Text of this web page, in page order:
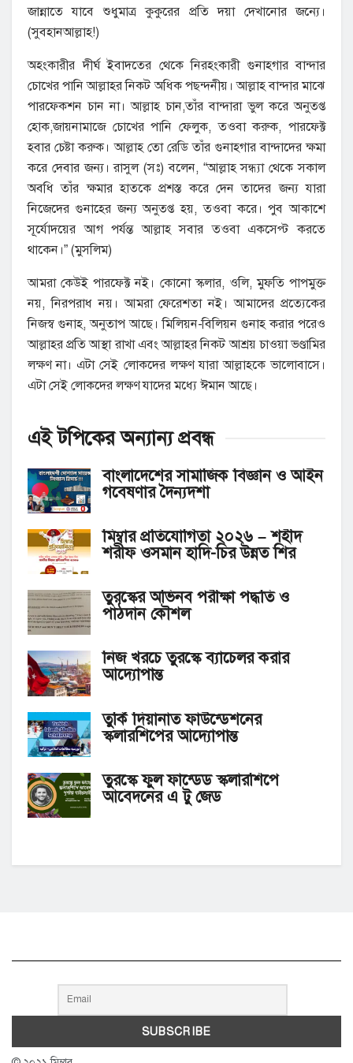
জান্নাতে যাবে শুধুমাত্র কুকুরের প্রতি দয়া দেখানোর জন্যে।
(সুবহানআল্লাহ!)
অহংকারীর দীর্ঘ ইবাদতের থেকে নিরহংকারী গুনাহগার বান্দার
চোখের পানি আল্লাহর নিকট অধিক পছন্দনীয়। আল্লাহ বান্দার মাঝে
পারফেকশন চান না। আল্লাহ চান,তাঁর বান্দারা ভুল করে অনুতপ্ত
হোক,জায়নামাজে চোখের পানি ফেলুক, তওবা করুক, পারফেক্ট
হবার চেষ্টা করুক। আল্লাহ তো রেডি তাঁর গুনাহগার বান্দাদের ক্ষমা
করে দেবার জন্য। রাসুল (সঃ) বলেন, “আল্লাহ সন্ধ্যা থেকে সকাল
অবধি তাঁর ক্ষমার হাতকে প্রশস্ত করে দেন তাদের জন্য যারা
নিজেদের গুনাহের জন্য অনুতপ্ত হয়, তওবা করে। পুব আকাশে
সূর্যোদয়ের আগ পর্যন্ত আল্লাহ সবার তওবা একসেপ্ট করতে
থাকেন।” (মুসলিম)
আমরা কেউই পারফেক্ট নই। কোনো স্কলার, ওলি, মুফতি পাপমুক্ত
নয়, নিরপরাধ নয়। আমরা ফেরেশতা নই। আমাদের প্রত্যেকের
নিজস্ব গুনাহ, অনুতাপ আছে। মিলিয়ন-বিলিয়ন গুনাহ করার পরেও
আল্লাহর প্রতি আস্থা রাখা এবং আল্লাহর নিকট আশ্রয় চাওয়া ভণ্ডামির
লক্ষণ না। এটা সেই লোকদের লক্ষণ যারা আল্লাহকে ভালোবাসে।
এটা সেই লোকদের লক্ষণ যাদের মধ্যে ঈমান আছে।
এই টপিকের অন্যান্যপ্রবন্ধ
বাংলাদেশের সামাজিক বিজ্ঞান ও আইন
গবেষণার দৈন্যদশা
মিম্বার প্রতিযোগিতা ২০২৬ – শহীদ
শরীফ ওসমান হাদি-চির উন্নত শির
তুরস্কের অভিনব পরীক্ষা পদ্ধতি ও
পাঠদান কৌশল
নিজ খরচে তুরস্কে ব্যাচেলর করার
আদ্যোপান্ত
তুর্কি দিয়ানাত ফাউন্ডেশনের
স্কলারশিপের আদ্যোপান্ত
তুরস্কে ফুল ফান্ডেড স্কলারশিপে
আবেদনের এ টু জেড